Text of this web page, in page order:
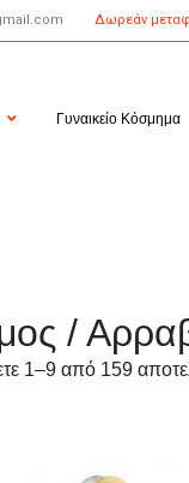
Δωρεάν
Γυναικείο Κόσμημα
/
1–9 από 159